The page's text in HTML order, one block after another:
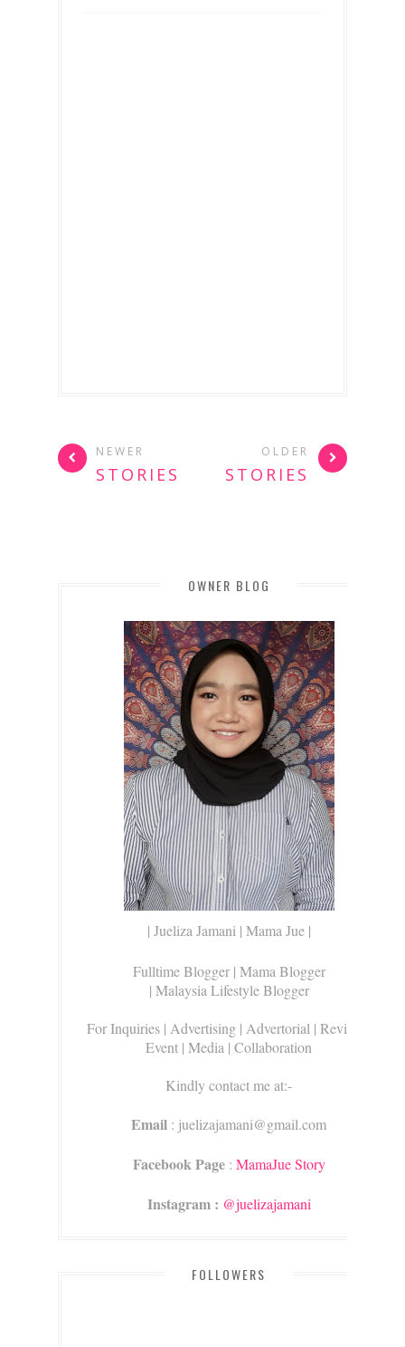
NEWER
STORIES
OLDER
STORIES
OWNER BLOG
| Jueliza Jamani | Mama Jue |
Fulltime Blogger | Mama Blogger
| Malaysia Lifestyle Blogger
For Inquiries | Advertising | Advertorial | Review |
Event | Media | Collaboration
Kindly contact me at:-
Email : juelizajamani@gmail.com
Facebook Page: MamaJue Story
Instagram : @juelizajamani
FOLLOWERS